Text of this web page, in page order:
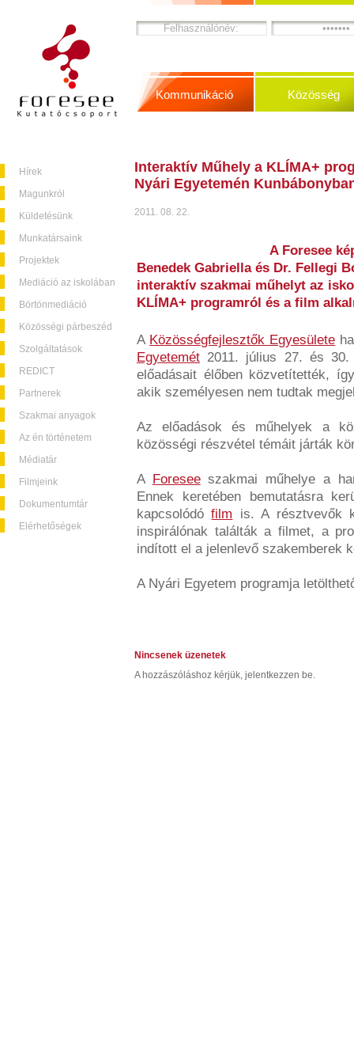
Hírek
Magunkról
Küldetésünk
Munkatársaink
Projektek
Mediáció az iskolában
Börtönmediáció
Közösségi párbeszéd
Szolgáltatások
REDICT
Partnerek
Szakmai anyagok
Az én történetem
Médiatár
Filmjeink
Dokumentumtár
Elérhetőségek
Kommunikáció Közösség
Interaktív Műhely a KLÍMA+
Nyári Egyetemén
2011. 08. 22.
A Foresee
Benedek Gabriella és Dr. Fellegi
interaktív szakmai műhelyt az
KLÍMA+ programról és a film
A Közösségfejlesztők Egyesülete
Egyetemét 2011. július 27. és 30.
előadásait élőben közvetítették,
akik személyesen nem tudtak
Az előadások és műhelyek a
közösségi részvétel témáit járták
A Foreseeszakmai műhelye a
Ennek keretében bemutatásra
kapcsolódófilm is. A résztvevők
inspirálónak találták a filmet, a
indított el a jelenlevő szakemberek
A Nyári Egyetem programja
Nincsenek üzenetek
A hozzászóláshoz kérjük, jelentkezzen be.